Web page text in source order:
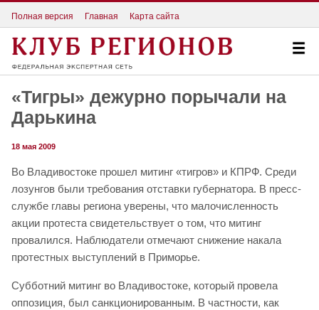
Полная версия Главная Карта сайта
«Тигры» дежурно порычали на
Дарькина
18 мая 2009
Во Владивостоке прошел митинг «тигров» и КПРФ. Среди
лозунгов были требования отставки губернатора. В пресс-
службе главы региона уверены, что малочисленность
акции протеста свидетельствует о том, что митинг
провалился. Наблюдатели отмечают снижение накала
протестных выступлений в Приморье.
Субботний митинг во Владивостоке, который провела
оппозиция, был санкционированным. В частности, как